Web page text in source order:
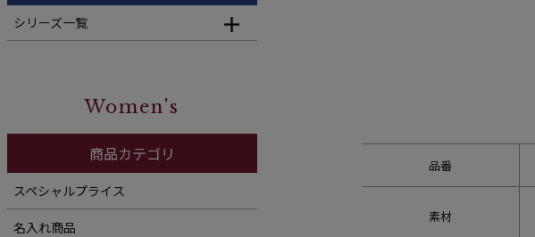
シリーズ一覧
Women's
商品カテゴリ
スペシャルプライス
名入れ商品
品番
素材